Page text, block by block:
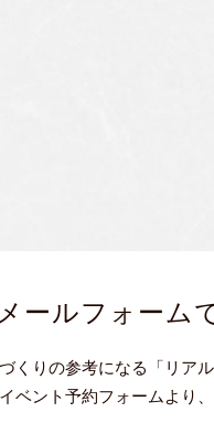
ールフォーム
くりの参考になる「リア
ベント予約フォームより